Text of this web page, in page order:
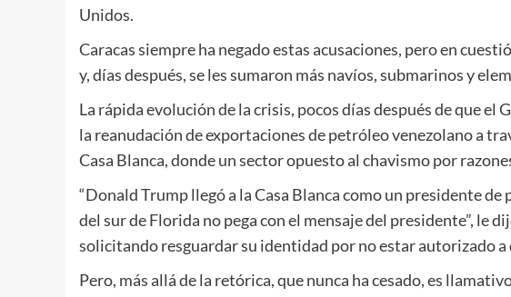
Unidos.
Caracas siempre ha negado estas acusaciones, pero en
y, días después, se les sumaron más navíos, submarinos y
La rápida evolución de la crisis, pocos días después de que
la reanudación de exportaciones de petróleo venezolano a
Casa Blanca, donde un sector opuesto al chavismo por
“Donald Trump llegó a la Casa Blanca como un presidente
del sur de Florida no pega con el mensaje del presidente”, le
solicitando resguardar su identidad por no estar autorizado a
Pero, más allá de la retórica, que nunca ha cesado, es